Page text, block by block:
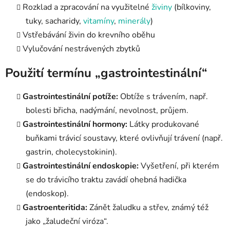
Rozklad a zpracování na využitelné živiny (bílkoviny,
tuky, sacharidy, vitamíny, minerály)
Vstřebávání živin do krevního oběhu
Vylučování nestrávených zbytků
Použití termínu „gastrointestinální“
Gastrointestinální potíže: Obtíže s trávením, např.
bolesti břicha, nadýmání, nevolnost, průjem.
Gastrointestinální hormony: Látky produkované
buňkami trávicí soustavy, které ovlivňují trávení (např.
gastrin, cholecystokinin).
Gastrointestinální endoskopie:Vyšetření, při kterém
se do trávicího traktu zavádí ohebná hadička
(endoskop).
Gastroenteritida:Zánět žaludku a střev, známý též
jako „žaludeční viróza“.